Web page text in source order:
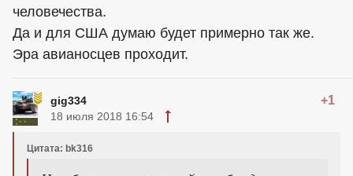
человечества.
Да и для США думаю будет примерно так же.
Эра авианосцев проходит.
gig334 +1
18 июля 2018 16:54
Цитата: bk316